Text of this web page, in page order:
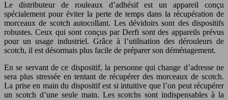
Le distributeur de rouleaux d’adhésif est un appareil conçu
spécialement pour éviter la perte de temps dans la récupération de
morceaux de scotch autocollant. Les dévidoirs sont des dispositifs
robustes. Ceux qui sont conçus par Derfi sont des appareils prévus
pour un usage industriel. Grâce à l’utilisation des dérouleurs de
scotch, il est désormais plus facile de préparer son déménagement.
En se servant de ce dispositif, la personne qui change d’adresse ne
sera plus stressée en tentant de récupérer des morceaux de scotch.
La prise en main du dispositif est si intuitive que l’on peut récupérer
un scotch d’une seule main. Les scotchs sont indispensables à la